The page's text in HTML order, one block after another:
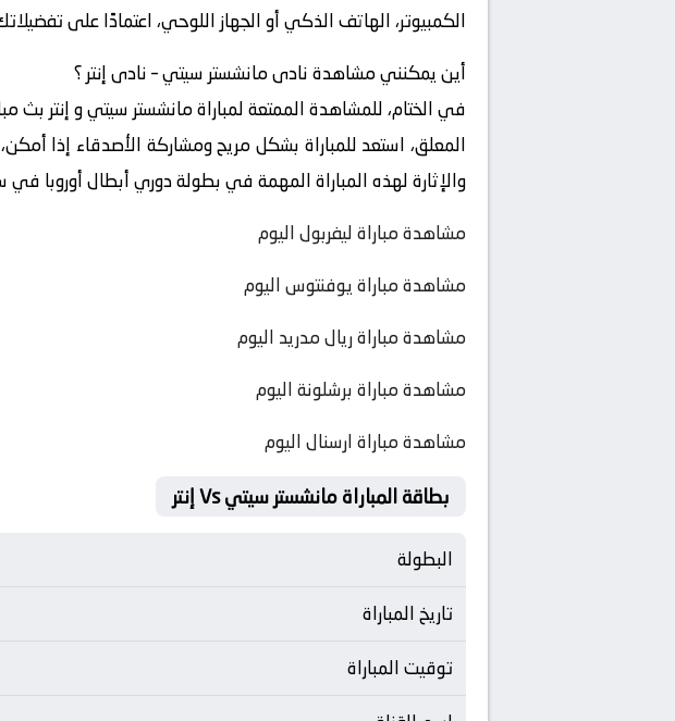
الكمبيوتر، الهاتف الذكي أو الجهاز اللوحي، اعتمادًا على
أين يمكنني مشاهدة ‎نادى مانشستر سيتي – نادى إنتر ؟
في الختام، للمشاهدة الممتعة لمباراة مانشستر سيتي و إنتر بث
المعلق، استعد للمباراة بشكل مريح ومشاركة الأصدقاء إذا
والإثارة لهذه المباراة المهمة في بطولة دوري أبطال أوروبا في
مشاهدة مباراة ليفربول اليوم
مشاهدة مباراة يوفنتوس اليوم
مشاهدة مباراة ريال مدريد اليوم
مشاهدة مباراة برشلونة اليوم
مشاهدة مباراة ارسنال اليوم
بطاقة المباراة مانشستر سيتي Vs إنتر
البطولة
تاريخ المباراة
توقيت المباراة